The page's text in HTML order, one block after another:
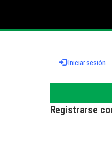
Iniciar sesión
Registrarse